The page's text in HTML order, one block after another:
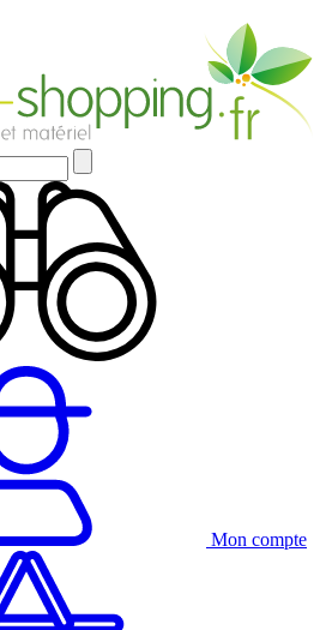
Mon compte